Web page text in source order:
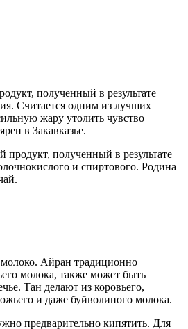
полученный в результате
Считается одним из лучших
жару утолить чувство
в Закавказье.
полученный в результате
и спиртового. Родина
Айран традиционно
молока, также может быть
Тан делают из коровьего,
и даже буйволиного молока.
предварительно кипятить. Для